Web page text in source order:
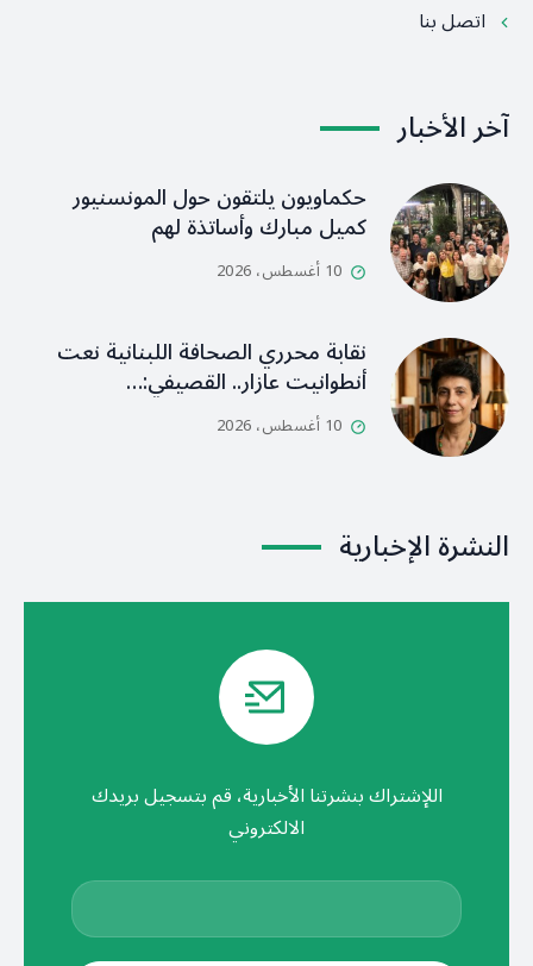
اتصل بنا
آخر الأخبار
حكماويون يلتقون حول المونسنيور
كميل مبارك وأساتذة لهم
10 أغسطس، 2026
نقابة محرري الصحافة اللبنانية نعت
أنطوانيت عازار.. القصيفي:…
10 أغسطس، 2026
النشرة الإخبارية
اللإشتراك بنشرتنا الأخبارية، قم بتسجيل بريدك
الالكتروني